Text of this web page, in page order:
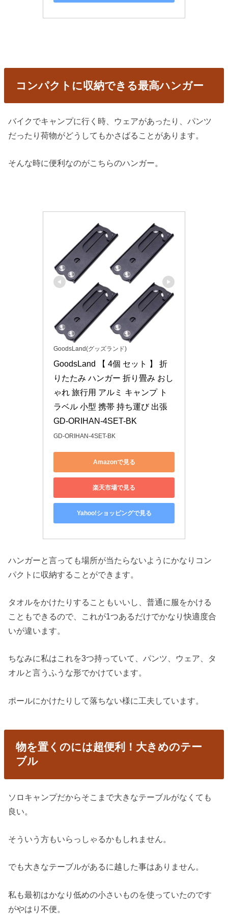
コンパクトに収納できる最高ハンガー
バイクでキャンプに行く時、ウェアがあったり、パンツ
だったり荷物がどうしてもかさばることがあります。
そんな時に便利なのがこちらのハンガー。
GoodsLand(グッズランド)
GoodsLand 【 4個 セット 】 折
りたたみ ハンガー 折り畳み おし
ゃれ 旅行用 アルミ キャンプ ト
ラベル 小型 携帯 持ち運び 出張
GD-ORIHAN-4SET-BK
GD-ORIHAN-4SET-BK
Amazonで見る
楽天市場で見る
Yahoo!ショッピングで見る
ハンガーと言っても場所が当たらないようにかなりコン
パクトに収納することができます。
タオルをかけたりすることもいいし、普通に服をかける
こともできるので、これが1つあるだけでかなり快適度合
いが違います。
ちなみに私はこれを3つ持っていて、パンツ、ウェア、タ
オルと言うふうな形でかけています。
ポールにかけたりして落ちない様に工夫しています。
物を置くのには超便利！大きめのテー
ブル
ソロキャンプだからそこまで大きなテーブルがなくても
良い。
そういう方もいらっしゃるかもしれません。
でも大きなテーブルがあるに越した事はありません。
私も最初はかなり低めの小さいものを使っていたのです
がやはり不便。